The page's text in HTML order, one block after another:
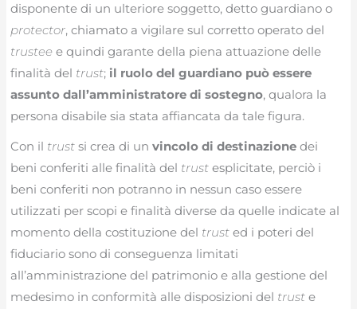
disponente di un ulteriore soggetto, detto guardiano o
protector, chiamato a vigilare sul corretto operato del
trustee e quindi garante della piena attuazione delle
finalità del trust; il ruolo del guardiano può essere
assunto dall’amministratore di sostegno, qualora la
persona disabile sia stata affiancata da tale figura.
Con il trust si crea di unvincolo di destinazione dei
beni conferiti alle finalità del trust esplicitate, perciò i
beni conferiti non potranno in nessun caso essere
utilizzati per scopi e finalità diverse da quelle indicate al
momento della costituzione del trust ed i poteri del
fiduciario sono di conseguenza limitati
all’amministrazione del patrimonio e alla gestione del
medesimo in conformità alle disposizioni del trust e